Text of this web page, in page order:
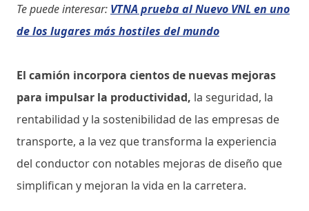
Te puede interesar: VTNA prueba al Nuevo VNL en uno
de los lugares más hostiles del mundo
El camión incorpora cientos de nuevas mejoras
para impulsar la productividad, la seguridad, la
rentabilidad y la sostenibilidad de las empresas de
transporte, a la vez que transforma la experiencia
del conductor con notables mejoras de diseño que
simplifican y mejoran la vida en la carretera.